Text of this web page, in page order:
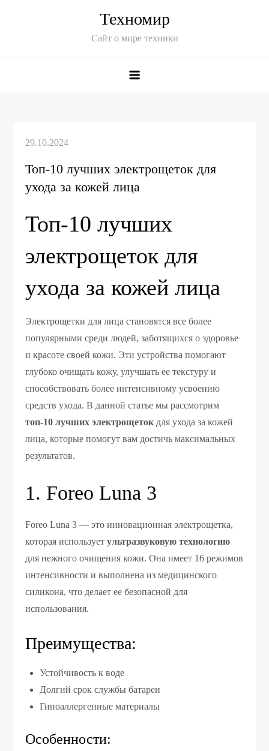
Техномир
Сайт о мире техники
Топ-10 лучших электрощеток для
ухода за кожей лица
Топ-10 лучших
электрощеток для
ухода за кожей лица
Электрощетки для лица становятся все более
популярными среди людей, заботящихся о здоровье
и красоте своей кожи. Эти устройства помогают
глубоко очищать кожу, улучшать ее текстуру и
способствовать более интенсивному усвоению
средств ухода. В данной статье мы рассмотрим
топ-10 лучших электрощеток для ухода за кожей
лица, которые помогут вам достичь максимальных
результатов.
1. Foreo Luna 3
Foreo Luna 3 — это инновационная электрощетка,
которая используетультразвуковую технологию
для нежного очищения кожи. Она имеет 16 режимов
интенсивности и выполнена из медицинского
силикона, что делает ее безопасной для
использования.
Преимущества:
Устойчивость к воде
Долгий срок службы батареи
Гипоаллергенные материалы
Особенности: